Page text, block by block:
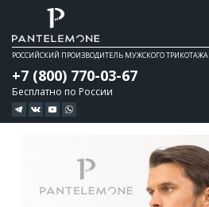
РОССИЙСКИЙ ПРОИЗВОДИТЕЛЬ МУЖСКОГО ТРИКОТАЖА
+7 (800) 770-03-67
Бесплатно по России
галереи
изображений
галереи
изображений